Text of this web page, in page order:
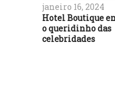
janeiro 16, 2024
Hotel Boutique
o queridinho das
celebridades